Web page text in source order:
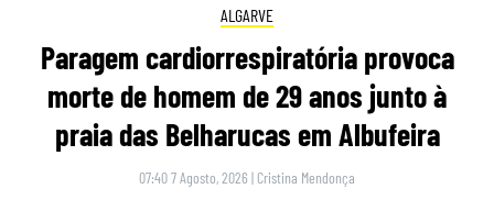
ALGARVE
Paragem cardiorrespiratória provoca
morte de homem de 29 anos junto à
praia das Belharucas em Albufeira
07:40 7 Agosto, 2026 | Cristina Mendonça